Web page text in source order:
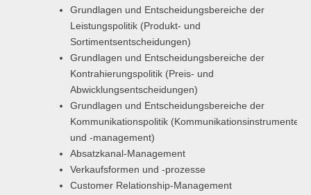
Grundlagen und Entscheidungsbereiche der
Leistungspolitik (Produkt- und
Sortimentsentscheidungen)
Grundlagen und Entscheidungsbereiche der
Kontrahierungspolitik (Preis- und
Abwicklungsentscheidungen)
Grundlagen und Entscheidungsbereiche der
Kommunikationspolitik (Kommunikationsinstrumente
und -management)
Absatzkanal-Management
Verkaufsformen und -prozesse
Customer Relationship-Management